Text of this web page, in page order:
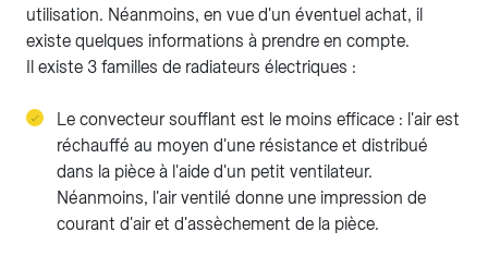
utilisation. Néanmoins, en vue d'un éventuel achat, il
existe quelques informations à prendre en compte.
Il existe 3 familles de radiateurs électriques :
Le convecteur soufflant est le moins efficace : l'air est
réchauffé au moyen d'une résistance et distribué
dans la pièce à l'aide d'un petit ventilateur.
Néanmoins, l'air ventilé donne une impression de
courant d'air et d'assèchement de la pièce.